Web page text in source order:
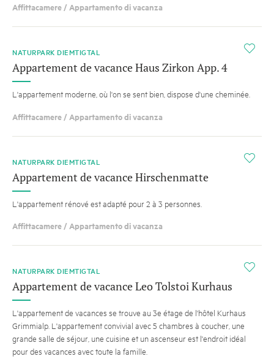
Affittacamere / Appartamento di vacanza
i
NATURPARK DIEMTIGTAL
Appartement de vacance Haus Zirkon App. 4
L'appartement moderne, où l'on se sent bien, dispose d'une cheminée.
Affittacamere / Appartamento di vacanza
i
NATURPARK DIEMTIGTAL
Appartement de vacance Hirschenmatte
L'appartement rénové est adapté pour 2 à 3 personnes.
Affittacamere / Appartamento di vacanza
i
NATURPARK DIEMTIGTAL
Appartement de vacance Leo Tolstoi Kurhaus
L'appartement de vacances se trouve au 3e étage de l'hôtel Kurhaus
Grimmialp. L'appartement convivial avec 5 chambres à coucher, une
grande salle de séjour, une cuisine et un ascenseur est l'endroit idéal
pour des vacances avec toute la famille.